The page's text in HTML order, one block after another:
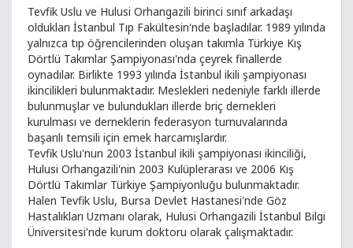
Tevfik Uslu ve Hulusi Orhangazili birinci sınıf arkadaşı
oldukları İstanbul Tıp Fakültesin'nde başladılar. 1989 yılında
yalnızca tıp öğrencilerinden oluşan takımla Türkiye Kış
Dörtlü Takımlar Şampiyonası'nda çeyrek finallerde
oynadılar. Birlikte 1993 yılında İstanbul ikili şampiyonası
ikincilikleri bulunmaktadır. Meslekleri nedeniyle farklı illerde
bulunmuşlar ve bulundukları illerde briç dernekleri
kurulması ve derneklerin federasyon turnuvalarında
başarılı temsili için emek harcamışlardır.
Tevfik Uslu'nun 2003 İstanbul ikili şampiyonası ikinciliği,
Hulusi Orhangazili'nin 2003 Kulüplerarası ve 2006 Kış
Dörtlü Takımlar Türkiye Şampiyonluğu bulunmaktadır.
Halen Tevfik Uslu, Bursa Devlet Hastanesi'nde Göz
Hastalıkları Uzmanı olarak, Hulusi Orhangazili İstanbul Bilgi
Üniversitesi'nde kurum doktoru olarak çalışmaktadır.